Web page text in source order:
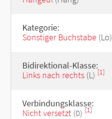
Kategorie:
Sonstiger Buchstabe (Lo)
Bidirektional-Klasse:
Links nach rechts(L) [1]
Verbindungsklasse:
Nicht versetzt(0) [1]